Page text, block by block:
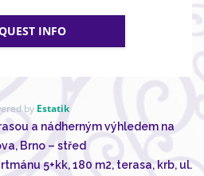
INFO
by Estatik
a nádherným výhledem na
Brno – střed
5+kk, 180 m2, terasa, krb, ul.